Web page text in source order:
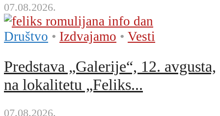
07.08.2026.
Društvo • Izdvajamo • Vesti
Predstava „Galerije“, 12. avgusta,
na lokalitetu „Feliks...
07.08.2026.